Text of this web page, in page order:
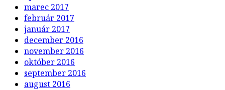
marec 2017
február 2017
január 2017
december 2016
november 2016
október 2016
september 2016
august 2016